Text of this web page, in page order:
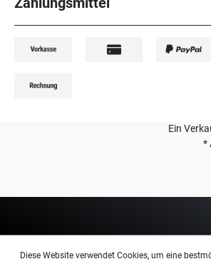
Ein
*
Diese Website verwendet Cookies, um eine